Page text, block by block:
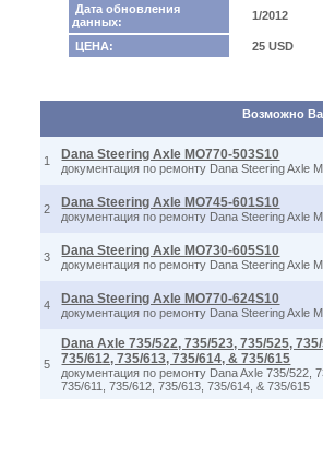
Дата обновления
данных:
1/2012
ЦЕНА: 25 USD
Возможно
1 Dana Steering Axle MO770-503S10
документация по ремонту Dana Steering Axle
2 Dana Steering Axle MO745-601S10
документация по ремонту Dana Steering Axle
3 Dana Steering Axle MO730-605S10
документация по ремонту Dana Steering Axle
4 Dana Steering Axle MO770-624S10
документация по ремонту Dana Steering Axle
5
Dana Axle 735/522, 735/523, 735/525,
735/612, 735/613, 735/614, & 735/615
документация по ремонту Dana Axle 735/522,
735/611, 735/612, 735/613, 735/614, & 735/615